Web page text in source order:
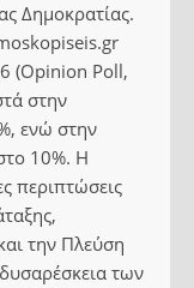
Δημοκρατίας.
(Opinion Poll,
στην
ενώ στην
10%. Η
περιπτώσεις
την Πλεύση
των